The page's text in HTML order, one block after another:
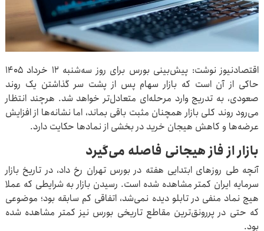
اقتصادنیوز نوشت: پیش‌بینی بورس برای روز سه‌شنبه ۱۲ خرداد ۱۴۰۵
حاکی از آن است که بازار سهام پس از پشت سر گذاشتن یک روند
صعودی، به تدریج وارد مرحله‌ای متعادل‌تر خواهد شد. هرچند انتظار
می‌رود روند کلی بازار همچنان مثبت باقی بماند، اما نشانه‌ها از افزایش
عرضه‌ها و کاهش هیجان خرید در بخشی از نمادها حکایت دارد.
بازار از فاز هیجانی فاصله می‌گیرد
آنچه طی روزهای ابتدایی هفته در بورس تهران رخ داد، در تاریخ بازار
سرمایه ایران کمتر مشاهده شده است. رسیدن بازار به شرایطی که عملا
هیچ نماد منفی در تابلو دیده نمی‌شد، اتفاقی کم سابقه بود؛ موضوعی
که حتی در پررونق‌ترین مقاطع تاریخی بورس نیز کمتر مشاهده شده
بود.